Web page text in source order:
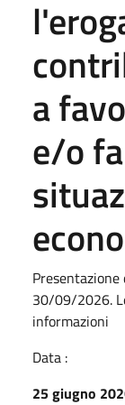
a
e/o
30/09/2026.
informazioni
Data :
25 giugno